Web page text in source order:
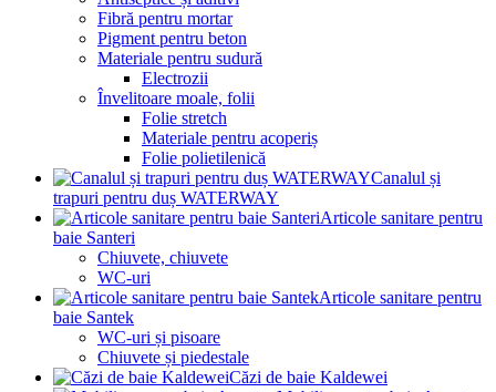
Fibră pentru mortar
Pigment pentru beton
Materiale pentru sudură
Electrozii
Învelitoare moale, folii
Folie stretch
Materiale pentru acoperiș
Folie polietilenică
Canalul și
trapuri pentru duș WATERWAY
Articole sanitare pentru
baie Santeri
Chiuvete, chiuvete
WC-uri
Articole sanitare pentru
baie Santek
WC-uri și pisoare
Chiuvete și piedestale
Căzi de baie Kaldewei